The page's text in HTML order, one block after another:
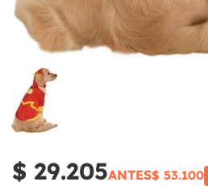
$ 29.205ANTES$ 53.100